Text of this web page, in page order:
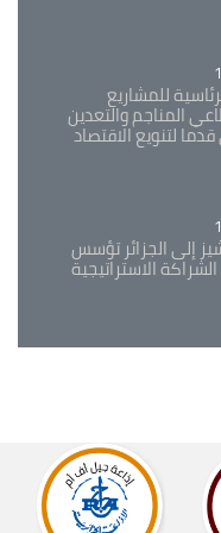
للمشاريع
المناجم والتعدين
لتنويع الاقتصاد
إلى الجزائر تؤسس
الاستراتيجية